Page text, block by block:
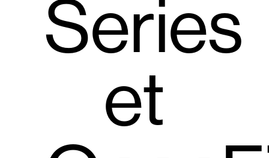
Series
et